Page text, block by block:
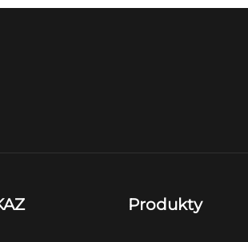
Produkty